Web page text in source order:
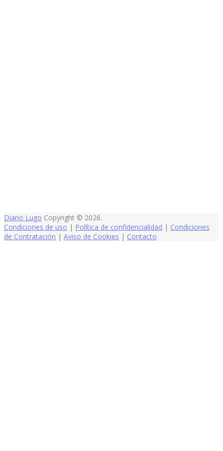
Diario Lugo Copyright © 2026.
Condiciones de uso | Política de confidencialidad | Condiciones
de Contratación | Aviso de Cookies | Contacto